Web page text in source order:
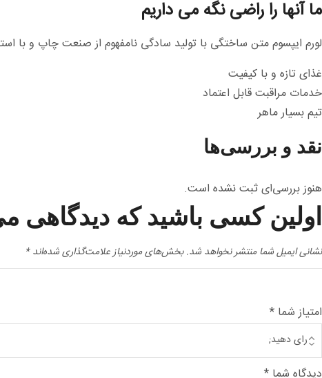
ما آنها را راضی نگه می داریم
لورم ایپسوم متن ساختگی با تولید سادگی نامفهوم از صنعت چاپ و با
غذای تازه و با کیفیت
خدمات مراقبت قابل اعتماد
تیم بسیار ماهر
نقد و بررسی‌ها
هنوز بررسی‌ای ثبت نشده است.
اولین کسی باشید که دیدگاهی
نشانی ایمیل شما منتشر نخواهد شد. بخش‌های موردنیاز علامت‌گذاری شده‌اند*
امتیاز شما *
دیدگاه شما *